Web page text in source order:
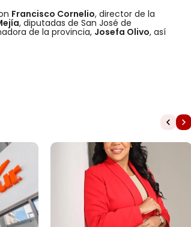
Francisco Cornelio, director de la
, diputadas de San José de
de la provincia, Josefa Olivo, así